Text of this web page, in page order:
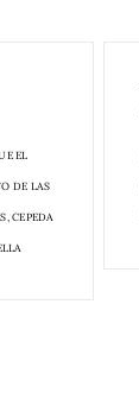
EL
DE LAS
CEPEDA